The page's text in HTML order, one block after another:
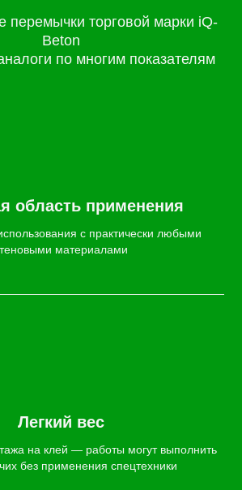
перемычки торговой марки iQ-
Beton
по многим показателям
область применения
с практически любыми
материалами
Легкий вес
на клей — работы могут выполнить
без применения спецтехники